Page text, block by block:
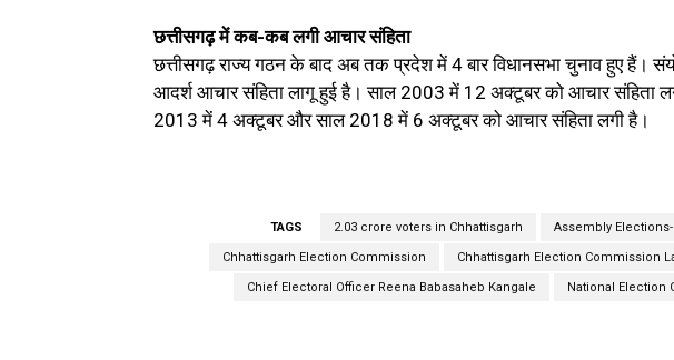
छत्तीसगढ़ में कब-कब लगी आचार संहिता
छत्तीसगढ़ राज्य गठन के बाद अब तक प्रदेश में 4 बार विधानसभा चुनाव हुए हैं।
आदर्श आचार संहिता लागू हुई है। साल 2003 में 12 अक्टूबर को आचार संहिता
2013 में 4 अक्टूबर और साल 2018 में 6 अक्टूबर को आचार संहिता लगी है।
TAGS 2.03 crore voters in Chhattisgarh Assembly Elections-
Chhattisgarh Election Commission Chhattisgarh Election Commission
Chief Electoral Officer Reena Babasaheb Kangale National Election